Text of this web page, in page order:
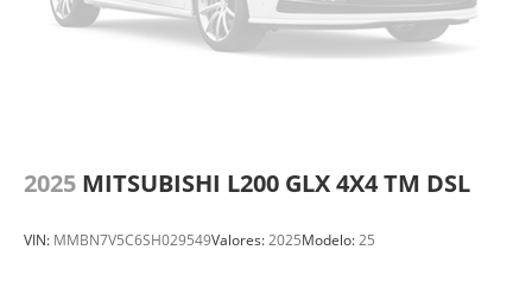
2025 MITSUBISHI L200 GLX 4X4 TM DSL
VIN: MMBN7V5C6SH029549Valores:2025Modelo:25